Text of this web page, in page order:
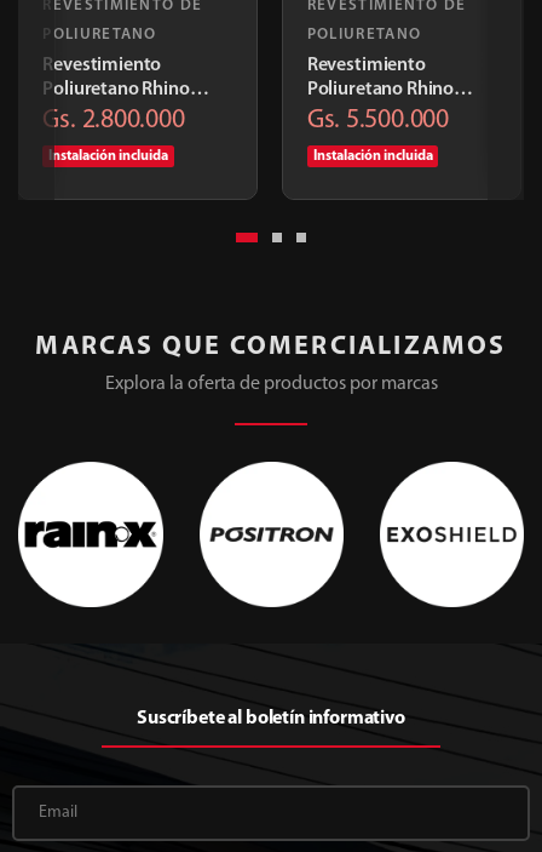
REVESTIMIENTO DE
POLIURETANO
Revestimiento
Poliuretano Rhino
Linings Light Doble
Gs. 2.800.000
Instalación incluida
REVESTIMIENTO DE
POLIURETANO
Revestimiento
Poliuretano Rhino
Linings Heavy Dutty
Gs. 5.500.000
Instalación incluida
MARCAS QUE COMERCIALIZAMOS
Explora la oferta de productos por marcas
Suscríbete al boletín informativo